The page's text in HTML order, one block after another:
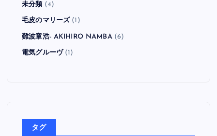
未分類 (4)
毛皮のマリーズ (1)
難波章浩- AKIHIRO NAMBA(6)
電気グルーヴ(1)
タグ